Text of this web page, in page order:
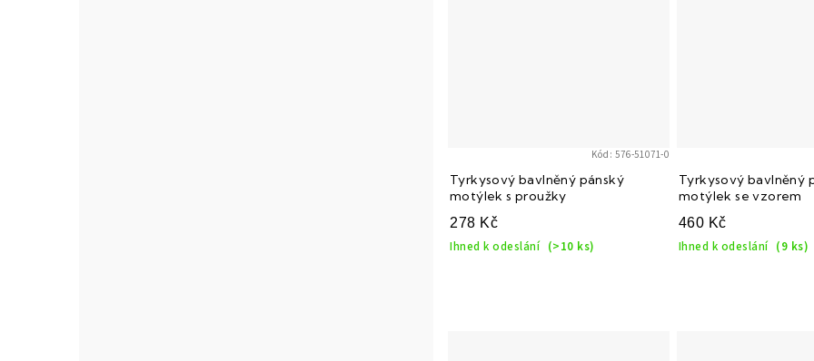
Tyrkysový bavlněný pánský
motýlek s proužky
278 Kč
Ihned k odeslání (>10 ks)
Kód:576-51071-0
Tyrkysový bavlněný
motýlek se vzorem
460 Kč
Ihned k odeslání (9 ks)